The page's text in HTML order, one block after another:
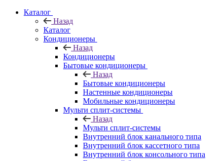
Каталог
Назад
Каталог
Кондиционеры
Назад
Кондиционеры
Бытовые кондиционеры
Назад
Бытовые кондиционеры
Настенные кондиционеры
Мобильные кондиционеры
Мульти сплит-системы
Назад
Мульти сплит-системы
Внутренний блок канального типа
Внутренний блок кассетного типа
Внутренний блок консольного типа